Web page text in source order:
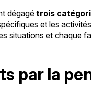
dégagétrois
et les
situations et chaque
par la